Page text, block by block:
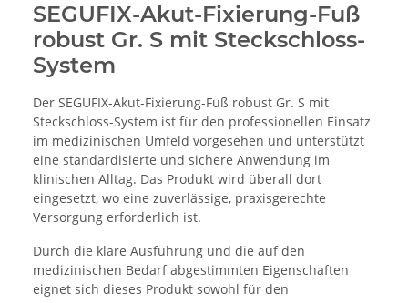
SEGUFIX-Akut-Fixierung-Fuß
robust Gr. S mit Steckschloss-
System
Der SEGUFIX-Akut-Fixierung-Fuß robust Gr. S mit
Steckschloss-System ist für den professionellen Einsatz
im medizinischen Umfeld vorgesehen und unterstützt
eine standardisierte und sichere Anwendung im
klinischen Alltag. Das Produkt wird überall dort
eingesetzt, wo eine zuverlässige, praxisgerechte
Versorgung erforderlich ist.
Durch die klare Ausführung und die auf den
medizinischen Bedarf abgestimmten Eigenschaften
eignet sich dieses Produkt sowohl für den